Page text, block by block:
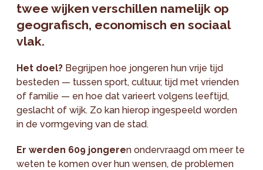
twee wijken verschillen namelijk op
geografisch, economisch en sociaal
vlak.
Het doel? Begrijpen hoe jongeren hun vrije tijd
besteden — tussen sport, cultuur, tijd met vrienden
of familie — en hoe dat varieert volgens leeftijd,
geslacht of wijk. Zo kan hierop ingespeeld worden
in de vormgeving van de stad.
Er werden 609 jongeren ondervraagd om meer te
weten te komen over hun wensen, de problemen